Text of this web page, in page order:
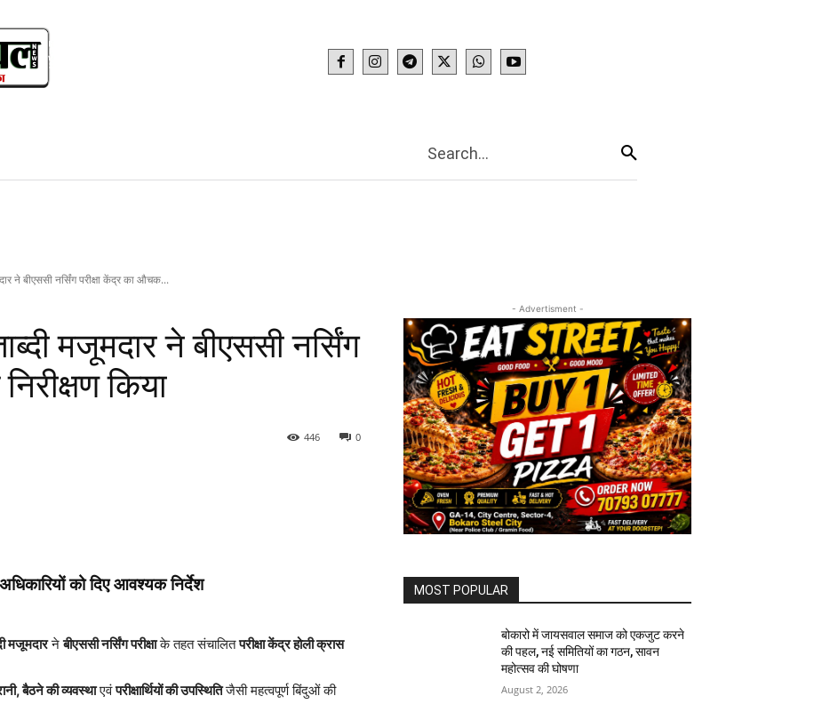
WEB STORIES More
Search...
ने बीएससी नर्सिंग परीक्षा केंद्र का औचक...
मजूमदार ने बीएससी नर्सिंग
किया
0
446
को दिए आवश्यक निर्देश
मजूमदारनेबीएससी नर्सिंग परीक्षाके तहत संचालितपरीक्षा केंद्र होली क्रास
बैठने की व्यवस्थाएवंपरीक्षार्थियों की उपस्थितिजैसी महत्वपूर्ण बिंदुओं की
- Advertisment -
MOST POPULAR
बोकारो में जायसवाल समाज को एकजुट करने
की पहल, नई समितियों का गठन, सावन
महोत्सव की घोषणा
August 2, 2026